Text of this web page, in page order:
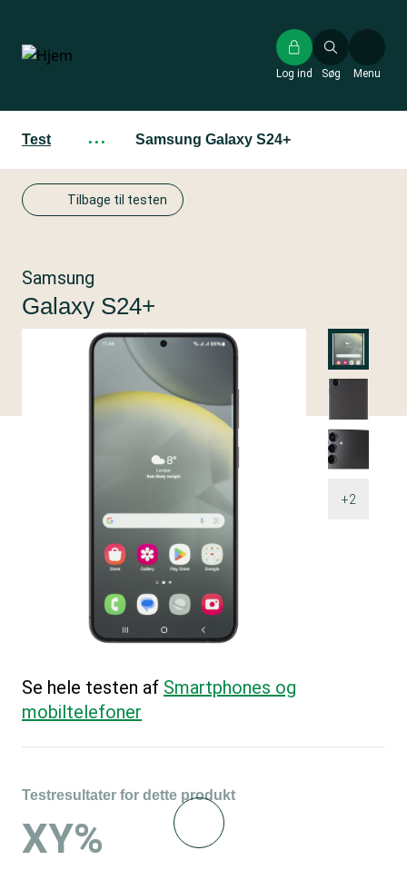
hovedindhold
Søg
Log ind Menu
Test ··· Samsung Galaxy S24+
Tilbage til testen
+2
Samsung
Galaxy S24+
Se hele testen af Smartphones og
mobiltelefoner
Testresultater for dette produkt
XY%